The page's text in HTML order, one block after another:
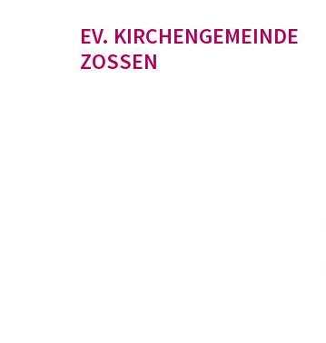
EV. KIRCHENGEMEINDE
ZOSSEN